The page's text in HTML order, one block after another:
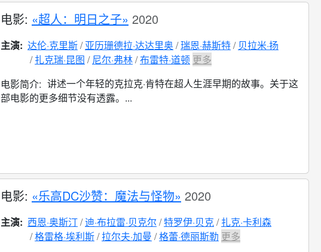
电影: «超人：明日之子» 2020
主演: 达伦·克里斯 亚历珊德拉·达达里奥 瑞恩·赫斯特
贝拉米·扬
扎克瑞·昆图
尼尔·弗林 布雷特·道顿 更多
电影简介: 讲述一个年轻的克拉克·肯特在超人生涯早期的故事。关于这
部电影的更多细节没有透露。...
电影: «乐高DC沙赞：魔法与怪物» 2020
主演: 西恩·奥斯汀 迪·布拉雷·贝克尔 特罗伊·贝克 扎克·卡利森
格雷格·埃利斯 拉尔夫·加曼 格蕾·德丽斯勒 更多